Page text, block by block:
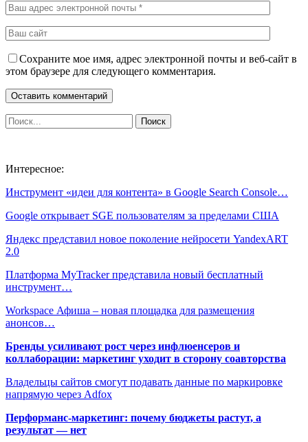
Сохраните мое имя, адрес электронной почты и веб-сайт в
этом браузере для следующего комментария.
Интересное:
Инструмент «идеи для контента» в Google Search Console…
Google открывает SGE пользователям за пределами США
Яндекс представил новое поколение нейросети YandexART
2.0
Платформа MyTracker представила новый бесплатный
инструмент…
Workspace Афиша – новая площадка для размещения
анонсов…
Бренды усиливают рост через инфлюенсеров и
коллаборации: маркетинг уходит в сторону соавторства
Владельцы сайтов смогут подавать данные по маркировке
напрямую через Adfox
Перформанс-маркетинг: почему бюджеты растут, а
результат — нет